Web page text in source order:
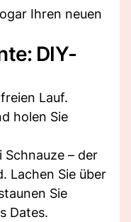
Ihren neuen
DIY-
Lauf.
holen Sie
– der
Lachen Sie über
Sie
Dates.